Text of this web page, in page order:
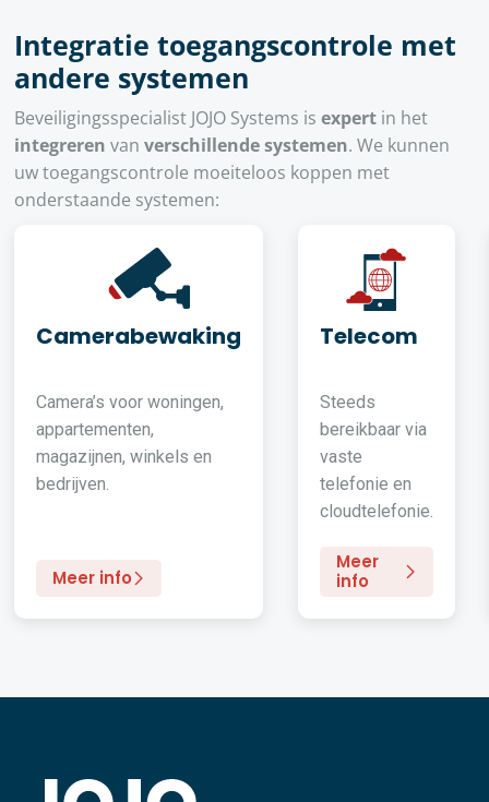
Integratie toegangscontrole met
andere systemen
Beveiligingsspecialist JOJO Systems isexpert in het
integreren vanverschillende systemen. We kunnen
uw toegangscontrole moeiteloos koppen met
onderstaande systemen:
Camerabewaking
Camera’s voor woningen,
appartementen,
magazijnen, winkels en
bedrijven.
Meer info
Telecom
Steeds
bereikbaar via
vaste
telefonie en
cloudtelefonie.
Meer
info